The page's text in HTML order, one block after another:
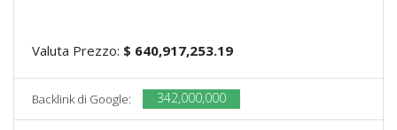
Valuta Prezzo: $ 640,917,253.19
Backlink di Google: 342,000,000